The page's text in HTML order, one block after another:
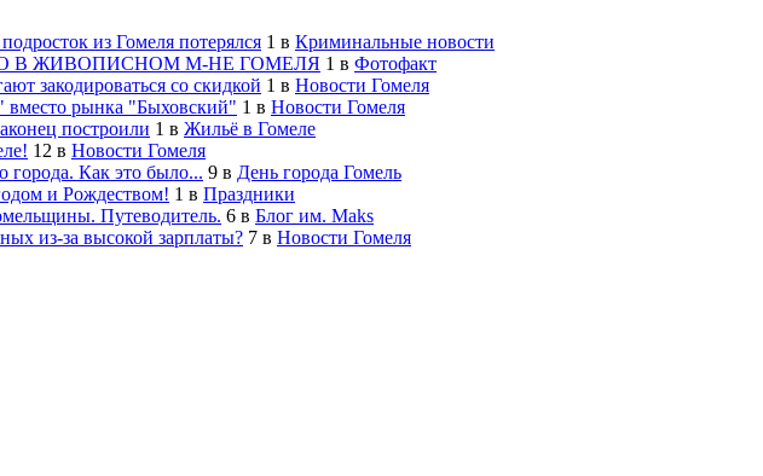
из Гомеля потерялся 1 в Криминальные новости
В ЖИВОПИСНОМ М-НЕ ГОМЕЛЯ 1 в Фотофакт
закодироваться со скидкой 1 в Новости Гомеля
рынка "Быховский" 1 в Новости Гомеля
построили 1 в Жильё в Гомеле
12 в Новости Гомеля
Как это было... 9 в День города Гомель
и Рождеством! 1 в Праздники
Путеводитель. 6 в Блог им. Maks
из-за высокой зарплаты? 7 в Новости Гомеля